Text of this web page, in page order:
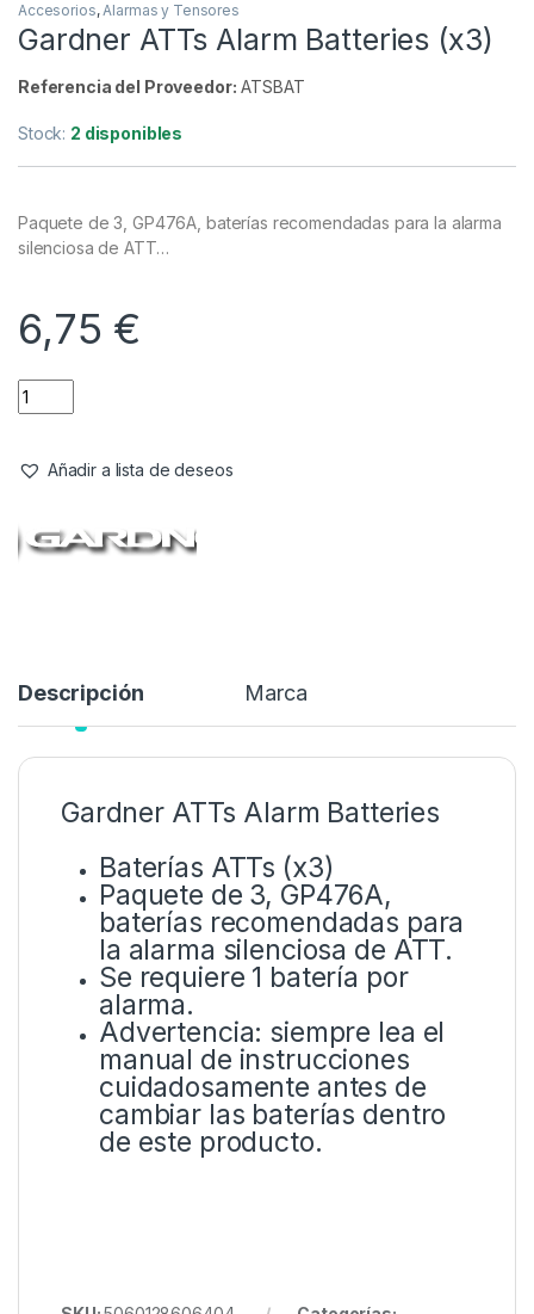
Accesorios,Alarmas y Tensores
Gardner ATTs Alarm Batteries (x3)
Referencia del Proveedor: ATSBAT
Stock: 2 disponibles
Paquete de 3, GP476A, baterías recomendadas para la alarma
silenciosa de ATT…
6,75 €
Añadir a lista de deseos
Descripción Marca
Gardner ATTs Alarm Batteries
Baterías ATTs (x3)
Paquete de 3, GP476A,
baterías recomendadas para
la alarma silenciosa de ATT.
Se requiere 1 batería por
alarma.
Advertencia: siempre lea el
manual de instrucciones
cuidadosamente antes de
cambiar las baterías dentro
de este producto.